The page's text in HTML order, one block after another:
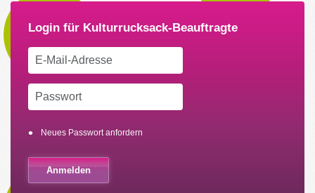
Neues Passwort anfordern